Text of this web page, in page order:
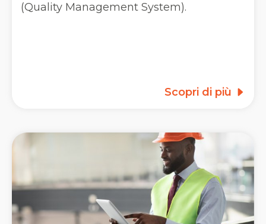
(Quality Management System).
Scopri di più